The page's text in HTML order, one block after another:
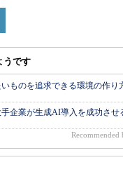
うです
いものを追求できる環境の作り
企業が生成AI導入を成功させ
Recommended